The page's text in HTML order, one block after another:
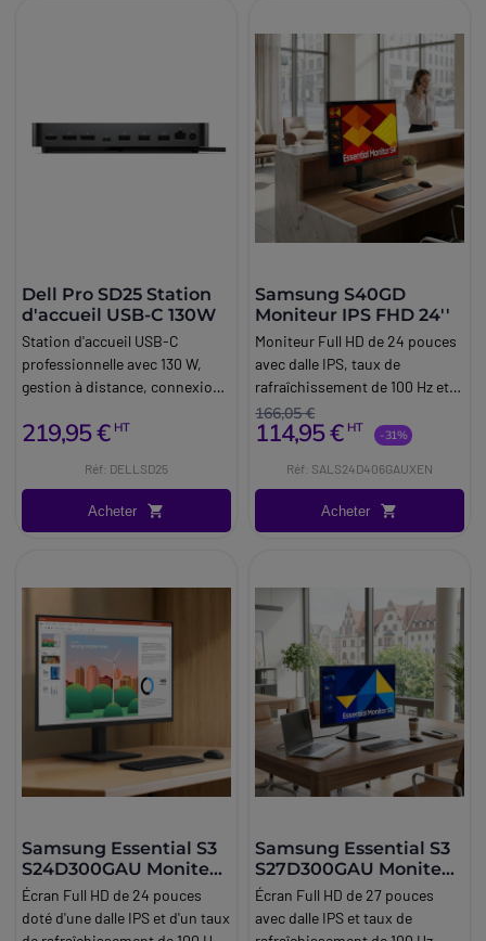
Dell Pro SD25 Station
d'accueil USB-C 130W
Station d'accueil USB-C
professionnelle avec 130 W,
gestion à distance, connexion
charge de 4 écrans dans des
exigeants.
219,95 € HT
Réf: DELLSD25
Acheter
Samsung S40GD
Moniteur IPS FHD 24''
Moniteur Full HD de 24 pouces
avec dalle IPS, taux de
rafraîchissement de 100 Hz et
multiples options de
connexion, pour un affichage
166,05 €
114,95 € HT -31%
Réf: SALS24D406GAUXEN
Acheter
Samsung Essential S3
S24D300GAU Moniteur
FHD 24''
Écran Full HD de 24 pouces
doté d'une dalle IPS et d'un taux
Samsung Essential S3
S27D300GAU Moniteur
FHD 27''
Écran Full HD de 27 pouces
avec dalle IPS et taux de